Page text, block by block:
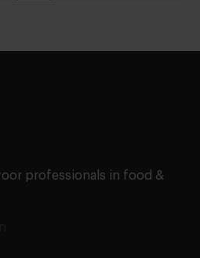
professionals in food &